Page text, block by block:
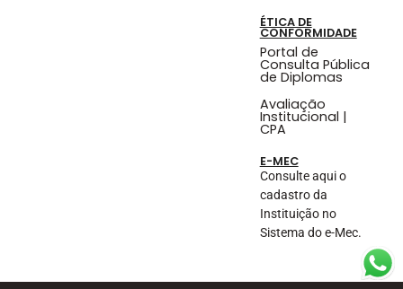
ÉTICA DE
CONFORMIDADE
Portal de
Consulta Pública
de Diplomas
Avaliação
Institucional |
CPA
E-MEC
Consulte aqui o
cadastro da
Instituição no
Sistema do e-Mec.